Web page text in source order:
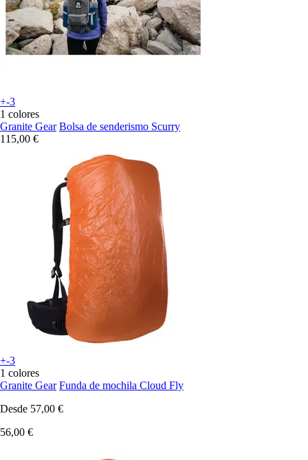
+-3
1 colores
Granite Gear Bolsa de senderismo Scurry
115,00 €
+-3
1 colores
Granite Gear Funda de mochila Cloud Fly
Desde 57,00 €
56,00 €